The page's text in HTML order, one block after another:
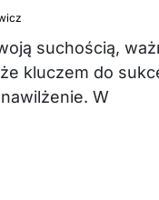
suchością,
kluczem do
W